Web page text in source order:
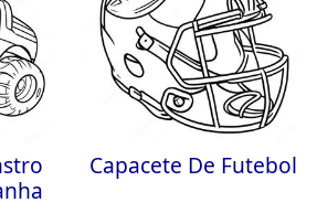
Capacete De Futebol